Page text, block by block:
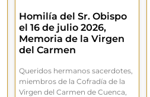
Homilía del Sr. Obispo
el 16 de julio 2026,
Memoria de la Virgen
del Carmen
Queridos hermanos sacerdotes,
miembros de la Cofradía de la
Virgen del Carmen de Cuenca,